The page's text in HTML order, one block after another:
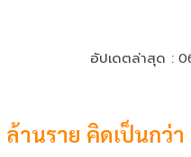
อัปเดตล่าสุด :
านราย คิดเป็นกว่